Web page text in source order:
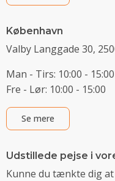
København
Valby Langgade 30,
Man - Tirs: 10:00 - 15:00
Fre - Lør: 10:00 - 15:00
Se mere
Udstillede pejse i
Kunne du tænkte dig